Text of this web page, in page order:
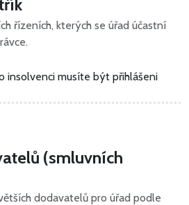
řízeních, kterých se úřad účastní
insolvenci musíte být přihlášeni
(smluvních
dodavatelů pro úřad podle